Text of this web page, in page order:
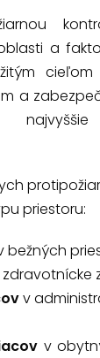
a
a
najvyššie
priestoru:
bežných
v
v